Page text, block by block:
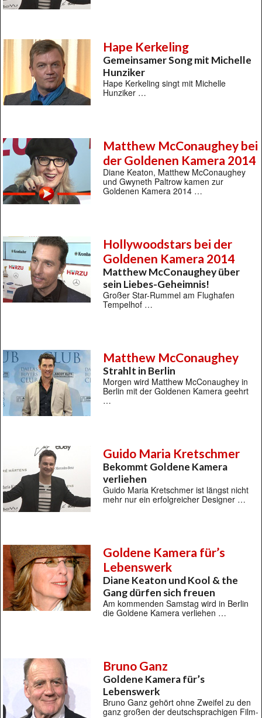
Hape Kerkeling
Gemeinsamer Song mit Michelle
Hunziker
Hape Kerkeling singt mit Michelle
Hunziker …
Matthew McConaughey bei
der Goldenen Kamera 2014
Diane Keaton, Matthew McConaughey
und Gwyneth Paltrow kamen zur
Goldenen Kamera 2014 …
Hollywoodstars bei der
Goldenen Kamera 2014
Matthew McConaughey über
sein Liebes-Geheimnis!
Großer Star-Rummel am Flughafen
Tempelhof …
Matthew McConaughey
Strahlt in Berlin
Morgen wird Matthew McConaughey in
Berlin mit der Goldenen Kamera geehrt
…
Guido Maria Kretschmer
Bekommt Goldene Kamera
verliehen
Guido Maria Kretschmer ist längst nicht
mehr nur ein erfolgreicher Designer …
Goldene Kamera für’s
Lebenswerk
Diane Keaton und Kool & the
Gang dürfen sich freuen
Am kommenden Samstag wird in Berlin
die Goldene Kamera verliehen …
Bruno Ganz
Goldene Kamera für’s
Lebenswerk
Bruno Ganz gehört ohne Zweifel zu den
ganz großen der deutschsprachigen Film-